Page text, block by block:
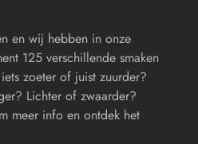
en wij hebben in onze
125 verschillende smaken
zoeter of juist zuurder?
Lichter of zwaarder?
meer info en ontdek het